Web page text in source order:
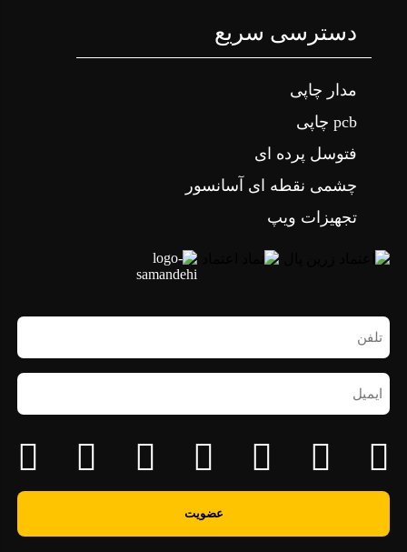
دسترسی سریع
مدار چاپی
pcb چاپی
فتوسل پرده ای
چشمی نقطه ای آسانسور
تجهیزات ویپ
تلفن
همراه
(ضروری)
ایمیل